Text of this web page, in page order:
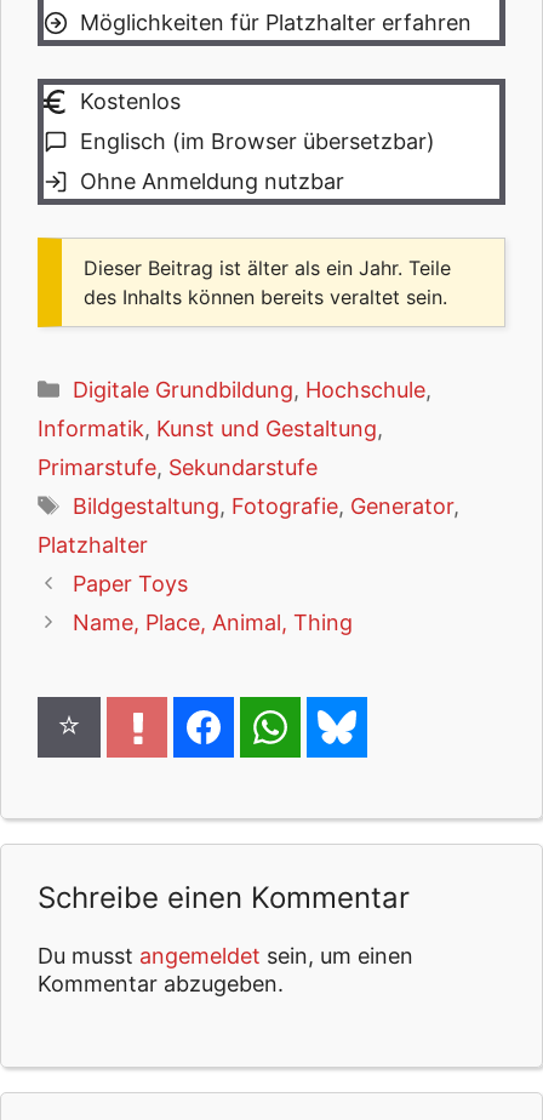
Möglichkeiten für Platzhalter erfahren
Kostenlos
Englisch (im Browser übersetzbar)
Ohne Anmeldung nutzbar
Dieser Beitrag ist älter als ein Jahr. Teile
des Inhalts können bereits veraltet sein.
Kategorien
Digitale Grundbildung, Hochschule,
Informatik, Kunst und Gestaltung,
Primarstufe, Sekundarstufe
Schlagwörter
Bildgestaltung, Fotografie, Generator,
Platzhalter
Paper Toys
Name, Place, Animal, Thing
Schreibe einen Kommentar
Du musst angemeldet sein, um einen
Kommentar abzugeben.